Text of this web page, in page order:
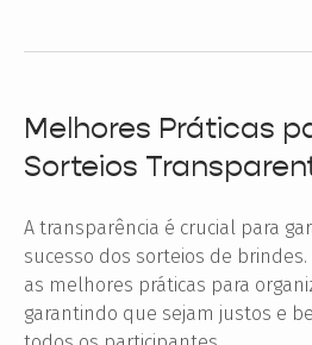
Melhores Práticas
Sorteios
A transparência é crucial para
sucesso dos sorteios de
as melhores práticas para
garantindo que sejam justos e